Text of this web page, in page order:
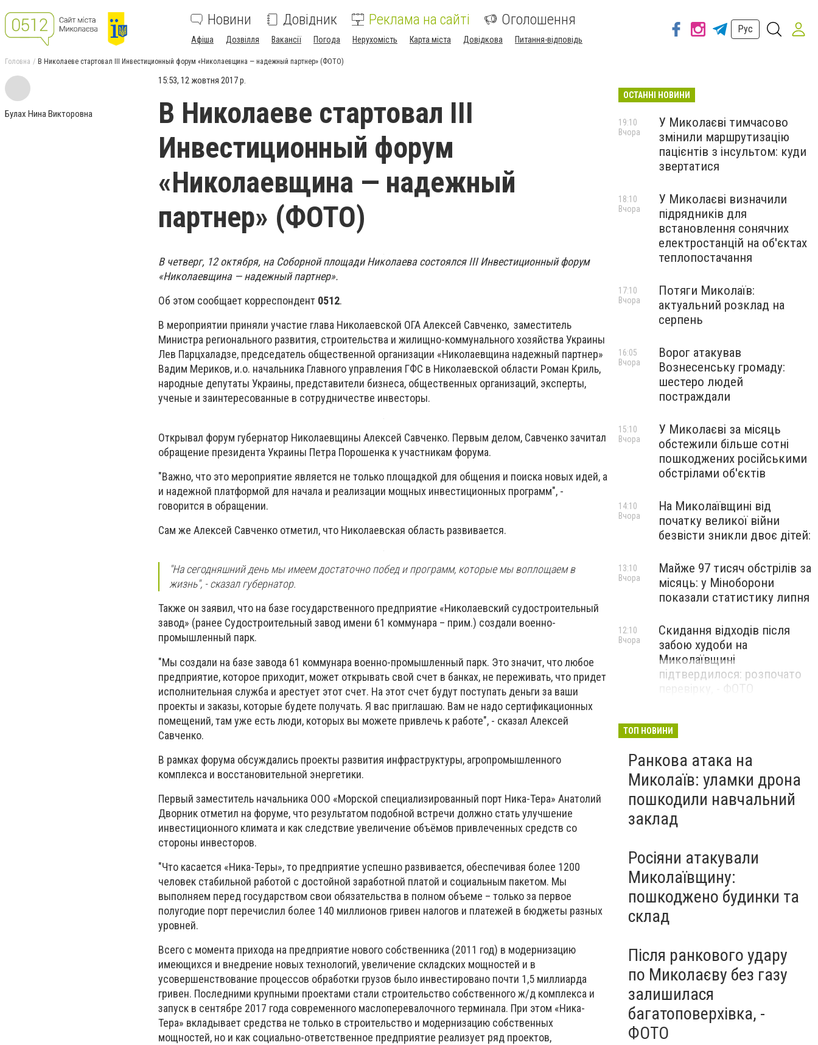
Новини Довідник Реклама на сайті Оголошення
Афіша Дозвілля Вакансії Погода Нерухомість Карта міста Довідкова Питання-відповідь
Рус
Головна В Николаеве стартовал ІІІ Инвестиционный форум «Николаевщина — надежный партнер» (ФОТО)
Булах Нина Викторовна
15:53, 12 жовтня 2017 р.
В Николаеве стартовал ІІІ
Инвестиционный форум
«Николаевщина — надежный
партнер» (ФОТО)
В четверг, 12 октября, на Соборной площади Николаева состоялся ІІІ Инвестиционный форум
«Николаевщина — надежный партнер».
Об этом сообщает корреспондент 0512.
В мероприятии приняли участие глава Николаевской ОГА Алексей Савченко, заместитель
Министра регионального развития, строительства и жилищно-коммунального хозяйства Украины
Лев Парцхаладзе, председатель общественной организации «Николаевщина надежный партнер»
Вадим Мериков, и.о. начальника Главного управления ГФС в Николаевской области Роман Криль,
народные депутаты Украины, представители бизнеса, общественных организаций, эксперты,
ученые и заинтересованные в сотрудничестве инвесторы.
Открывал форум губернатор Николаевщины Алексей Савченко. Первым делом, Савченко зачитал
обращение президента Украины Петра Порошенка к участникам форума.
"Важно, что это мероприятие является не только площадкой для общения и поиска новых идей, а
и надежной платформой для начала и реализации мощных инвестиционных программ", -
говорится в обращении.
Сам же Алексей Савченко отметил, что Николаевская область развивается.
"На сегодняшний день мы имеем достаточно побед и программ, которые мы воплощаем в
жизнь", - сказал губернатор.
Также он заявил, что на базе государственного предприятие «Николаевский судостроительный
завод» (ранее Судостроительный завод имени 61 коммунара – прим.) создали военно-
промышленный парк.
"Мы создали на базе завода 61 коммунара военно-промышленный парк. Это значит, что любое
предприятие, которое приходит, может открывать свой счет в банках, не переживать, что придет
исполнительная служба и арестует этот счет. На этот счет будут поступать деньги за ваши
проекты и заказы, которые будете получать. Я вас приглашаю. Вам не надо сертификационных
помещений, там уже есть люди, которых вы можете привлечь к работе", - сказал Алексей
Савченко.
В рамках форума обсуждались проекты развития инфраструктуры, агропромышленного
комплекса и восстановительной энергетики.
Первый заместитель начальника ООО «Морской специализированный порт Ника-Тера» Анатолий
Дворник отметил на форуме, что результатом подобной встречи должно стать улучшение
инвестиционного климата и как следствие увеличение объёмов привлеченных средств со
стороны инвесторов.
"Что касается «Ника-Теры», то предприятие успешно развивается, обеспечивая более 1200
человек стабильной работой с достойной заработной платой и социальным пакетом. Мы
выполняем перед государством свои обязательства в полном объеме – только за первое
полугодие порт перечислил более 140 миллионов гривен налогов и платежей в бюджеты разных
уровней.
Всего с момента прихода на предприятие нового собственника (2011 год) в модернизацию
имеющихся и внедрение новых технологий, увеличение складских мощностей и в
усовершенствование процессов обработки грузов было инвестировано почти 1,5 миллиарда
гривен. Последними крупными проектами стали строительство собственного ж/д комплекса и
запуск в сентябре 2017 года современного маслоперевалочного терминала. При этом «Ника-
Тера» вкладывает средства не только в строительство и модернизацию собственных
мощностей, но и как социально-ответственное предприятие реализует ряд проектов,
ОСТАННІ НОВИНИ
У Миколаєві тимчасово
змінили маршрутизацію
пацієнтів з інсультом: куди
звертатися
19:10
Вчора
У Миколаєві визначили
підрядників для
встановлення сонячних
електростанцій на об'єктах
теплопостачання
18:10
Вчора
Потяги Миколаїв:
актуальний розклад на
серпень
17:10
Вчора
Ворог атакував
Вознесенську громаду:
шестеро людей
постраждали
16:05
Вчора
У Миколаєві за місяць
обстежили більше сотні
пошкоджених російськими
обстрілами об'єктів
15:10
Вчора
На Миколаївщині від
початку великої війни
безвісти зникли двоє дітей:
14:10
Вчора
Майже 97 тисяч обстрілів за
місяць: у Міноборони
показали статистику липня
13:10
Вчора
Скидання відходів після
забою худоби на
Миколаївщині
підтвердилося: розпочато
перевірку, - ФОТО
12:10
Вчора
ТОП НОВИНИ
Ранкова атака на
Миколаїв: уламки дрона
пошкодили навчальний
заклад
Росіяни атакували
Миколаївщину:
пошкоджено будинки та
склад
Після ранкового удару
по Миколаєву без газу
залишилася
багатоповерхівка, -
ФОТО